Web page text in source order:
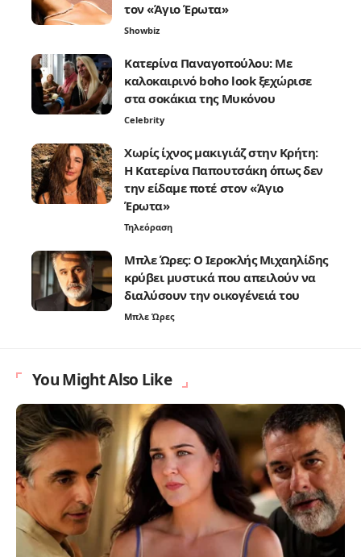
τον «Άγιο Έρωτα»
Showbiz
Κατερίνα Παναγοπούλου: Με
καλοκαιρινό boho look ξεχώρισε
στα σοκάκια της Μυκόνου
Celebrity
Χωρίς ίχνος μακιγιάζ στην Κρήτη:
Η Κατερίνα Παπουτσάκη όπως δεν
την είδαμε ποτέ στον «Άγιο
Έρωτα»
Τηλεόραση
Μπλε Ώρες: Ο Ιεροκλής Μιχαηλίδης
κρύβει μυστικά που απειλούν να
διαλύσουν την οικογένειά του
Μπλε Ώρες
You Might Also Like